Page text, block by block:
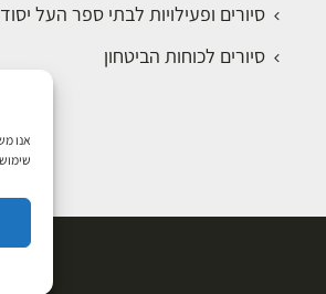
סיורים ופעילויות לבתי ספר העל
סיורים לכוחות הביטחון